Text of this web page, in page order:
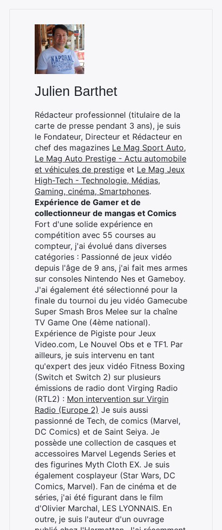
Julien Barthet
Rédacteur professionnel (titulaire de la
carte de presse pendant 3 ans), je suis
le Fondateur, Directeur et Rédacteur en
chef des magazines Le Mag Sport Auto,
Le Mag Auto Prestige - Actu automobile
et véhicules de prestige et Le Mag Jeux
High-Tech - Technologie, Médias,
Gaming, cinéma, Smartphones.
Expérience de Gamer et de
collectionneur de mangas et Comics
Fort d'une solide expérience en
compétition avec 55 courses au
compteur, j'ai évolué dans diverses
catégories : Passionné de jeux vidéo
depuis l'âge de 9 ans, j'ai fait mes armes
sur consoles Nintendo Nes et Gameboy.
J'ai également été sélectionné pour la
finale du tournoi du jeu vidéo Gamecube
Super Smash Bros Melee sur la chaîne
TV Game One (4ème national).
Expérience de Pigiste pour Jeux
Video.com, Le Nouvel Obs et e TF1. Par
ailleurs, je suis intervenu en tant
qu'expert des jeux vidéo Fitness Boxing
(Switch et Switch 2) sur plusieurs
émissions de radio dont Virging Radio
(RTL2) : Mon intervention sur Virgin
Radio (Europe 2) Je suis aussi
passionné de Tech, de comics (Marvel,
DC Comics) et de Saint Seiya. Je
possède une collection de casques et
accessoires Marvel Legends Series et
des figurines Myth Cloth EX. Je suis
également cosplayeur (Star Wars, DC
Comics, Marvel). Fan de cinéma et de
séries, j'ai été figurant dans le film
d'Olivier Marchal, LES LYONNAIS. En
outre, je suis l'auteur d'un ouvrage